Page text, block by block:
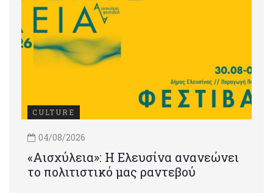
CULTURE
04/08/2026
«Αισχύλεια»: Η Ελευσίνα ανανεώνει
το πολιτιστικό μας ραντεβού